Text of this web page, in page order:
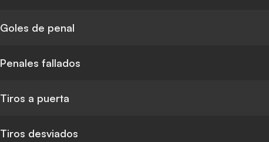
Goles de penal
Penales fallados
Tiros a puerta
Tiros desviados